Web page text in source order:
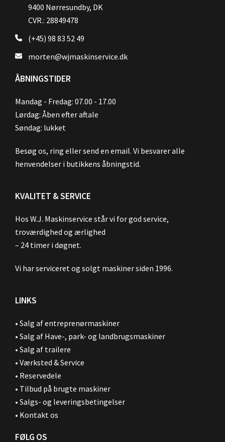
9400 Nørresundby, DK
CVR.: 28849478
(+45) 98 83 52 49
morten@wjmaskinservice.dk
ÅBNINGSTIDER
Mandag - Fredag: 07.00 - 17.00
Lørdag: Åben efter aftale
Søndag: lukket
Besøg os, ring eller send en email. Vi besvarer alle
henvendelser i butikkens åbningstid.
KVALITET & SERVICE
Hos W.J. Maskinservice står vi for god service,
troværdighed og ærlighed
– 24 timer i døgnet.
Vi har serviceret og solgt maskiner siden 1996.
LINKS
• Salg af entreprenørmaskiner
• Salg af Have-, park- og landbrugsmaskiner
• Salg af trailere
• Værksted & Service
• Reservedele
• Tilbud på brugte maskiner
• Salgs- og leveringsbetingelser
• Kontakt os
FØLG OS